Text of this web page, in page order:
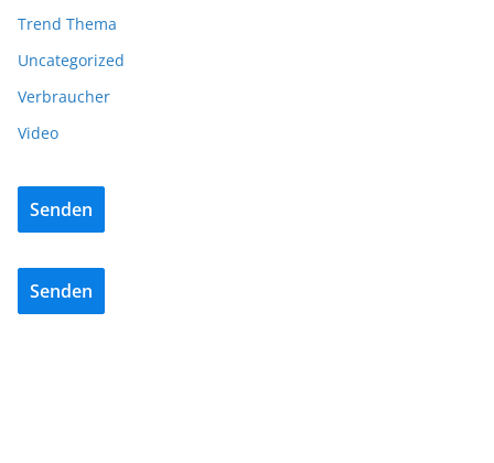
Trend Thema
Uncategorized
Verbraucher
Video
Senden
Senden